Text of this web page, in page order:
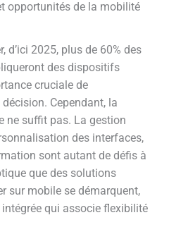
opportunités de la mobilité
d’ici 2025, plus de 60% des
des dispositifs
cruciale de
Cependant, la
ne suffit pas. La gestion
des interfaces,
sont autant de défis à
que des solutions
sur mobile se démarquent,
qui associe flexibilité